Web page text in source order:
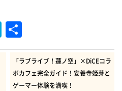
Hatena
有
「ラブライブ！蓮ノ空」×DiCEコラ
ボカフェ完全ガイド！安養寺姫芽と
ゲーマー体験を満喫！